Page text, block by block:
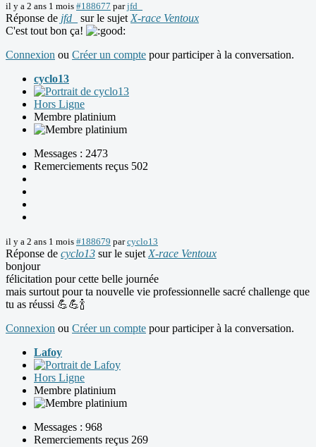
il y a 2 ans 1 mois #188677 parjfd_
Réponse de jfd_ sur le sujet X-race Ventoux
C'est tout bon ça!
Connexion ou Créer un compte pour participer à la conversation.
cyclo13
Hors Ligne
Membre platinium
Messages : 2473
Remerciements reçus 502
il y a 2 ans 1 mois #188679 parcyclo13
Réponse de cyclo13 sur le sujet X-race Ventoux
bonjour
félicitation pour cette belle journée
mais surtout pour ta nouvelle vie professionnelle sacré challenge que
tu as réussi 💪💪🍾
Connexion ou Créer un compte pour participer à la conversation.
Lafoy
Hors Ligne
Membre platinium
Messages : 968
Remerciements reçus 269